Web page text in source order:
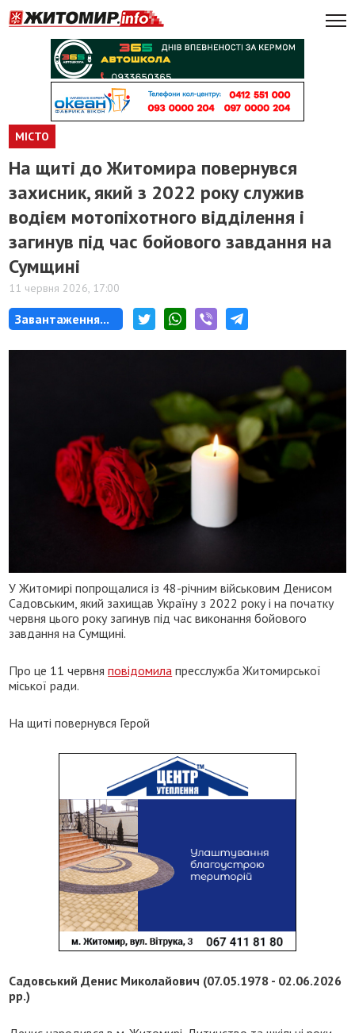
МІСТО
На щиті до Житомира повернувся
захисник, який з 2022 року служив
водієм мотопіхотного відділення і
загинув під час бойового завдання на
Сумщині
11 червня 2026, 17:00
Завантаження...
У Житомирі попрощалися із 48-річним військовим Денисом
Садовським, який захищав Україну з 2022 року і на початку
червня цього року загинув під час виконання бойового
завдання на Сумщині.
Про це 11 червняповідомила пресслужба Житомирської
міської ради.
На щиті повернувся Герой
Садовський Денис Миколайович (07.05.1978 - 02.06.2026
рр.)